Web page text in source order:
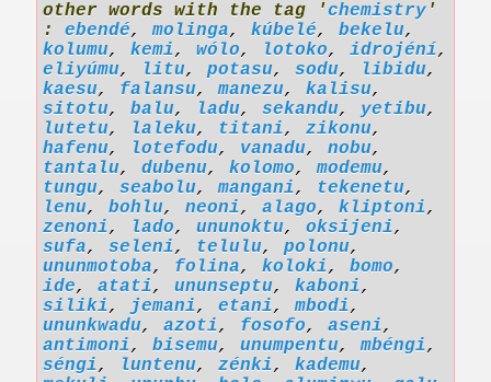
other words with the tag 'chemistry '
: ebendé,molinga, kúbelé, bekelu,
kolumu, kemi, wólo, lotoko, idrojéní,
eliyúmu, litu, potasu, sodu, libidu,
kaesu, falansu,manezu, kalisu,
sitotu, balu, ladu, sekandu, yetibu,
lutetu, laleku, titani, zikonu,
hafenu, lotefodu, vanadu, nobu,
tantalu, dubenu, kolomo,modemu,
tungu, seabolu,mangani, tekenetu,
lenu, bohlu, neoni, alago, kliptoni,
zenoni, lado, ununoktu, oksijeni,
sufa, seleni, telulu, polonu,
ununmotoba, folina, koloki, bomo,
ide, atati, ununseptu, kaboni,
siliki, jemani, etani,mbodi,
ununkwadu, azoti, fosofo, aseni,
antimoni, bisemu, unumpentu,mbéngi,
séngi, luntenu, zénki, kademu,